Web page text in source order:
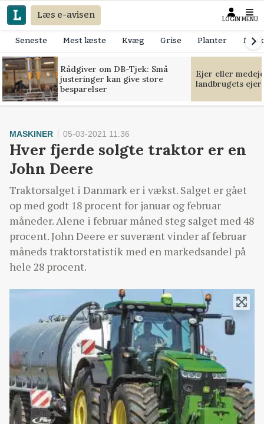
Læs e-avisen LOGIN MENU
Seneste Mest læste Kvæg Grise Planter
Rådgiver om DB-Tjek: Små
justeringer kan give store
besparelser
Ejer eller
landbrugets
MASKINER 05-03-2021 11:36
Hver fjerde solgte traktor er en
John Deere
Traktorsalget i Danmark er i vækst. Salget er gået
op med godt 18 procent for januar og februar
måneder. Alene i februar måned steg salget med 48
procent. John Deere er suverænt vinder af februar
måneds traktorstatistik med en markedsandel på
hele 28 procent.